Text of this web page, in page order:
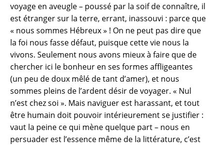
voyage en aveugle – poussé par la soif de connaître, il
est étranger sur la terre, errant, inassouvi : parce que
« nous sommes Hébreux » ! On ne peut pas dire que
la foi nous fasse défaut, puisque cette vie nous la
vivons. Seulement nous avons mieux à faire que de
chercher ici le bonheur en ses formes affligeantes
(un peu de doux mêlé de tant d’amer), et nous
sommes pleins de l’ardent désir de voyager. « Nul
n’est chez soi ». Mais naviguer est harassant, et tout
être humain doit pouvoir intérieurement se justifier :
vaut la peine ce qui mène quelque part – nous en
persuader est l’essence même de la littérature, c’est